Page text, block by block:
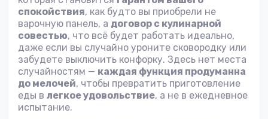
спокойствия, как будто вы приобрели не
варочную панель, а договор с кулинарной
совестью, что всё будет работать идеально,
даже если вы случайно уроните сковородку или
забудете выключить конфорку. Здесь нет места
случайностям — каждая функция продуманна
до мелочей, чтобы превратить приготовление
еды в легкое удовольствие, а не в ежедневное
испытание.